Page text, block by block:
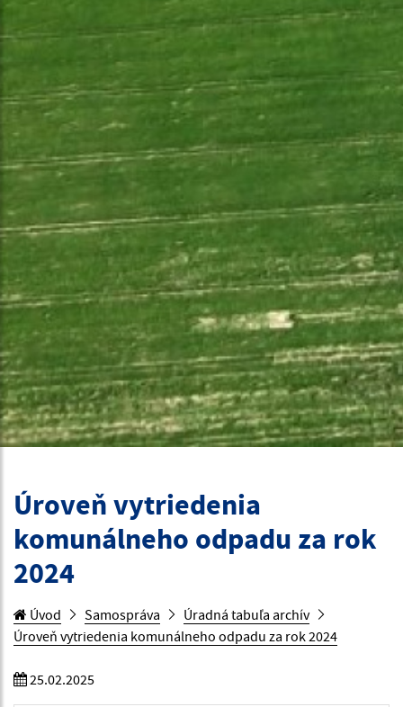
Úroveň vytriedenia
komunálneho odpadu za rok
2024
Úvod Samospráva
Úradná tabuľa archív
Úroveň vytriedenia komunálneho odpadu za rok 2024
25.02.2025